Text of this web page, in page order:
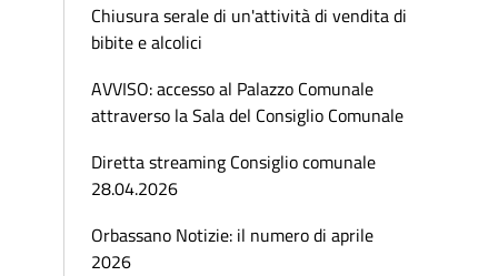
Chiusura serale di un'attività di vendita di
bibite e alcolici
AVVISO: accesso al Palazzo Comunale
attraverso la Sala del Consiglio Comunale
Diretta streaming Consiglio comunale
28.04.2026
Orbassano Notizie: il numero di aprile
2026